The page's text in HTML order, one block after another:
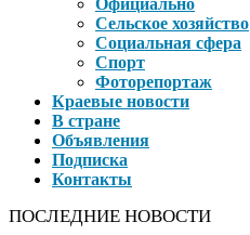
Официально
Сельское хозяйство
Социальная сфера
Спорт
Фоторепортаж
Краевые новости
В стране
Объявления
Подписка
Контакты
ПОСЛЕДНИЕ НОВОСТИ